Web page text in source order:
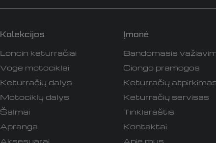
Kolekcijos
Loncin keturračiai
Voge motociklai
Keturračių dalys
Motociklų dalys
Šalmai
Apranga
Aksesuarai
Įmonė
Bandomasis
Ciongo pramogos
Keturračių
Keturračių servisas
Tinklaraštis
Kontaktai
Apie mus